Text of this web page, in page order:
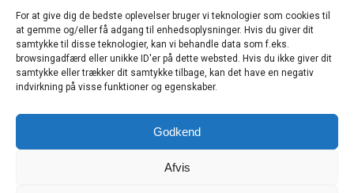
For at give dig de bedste oplevelser bruger vi teknologier som cookies til
at gemme og/eller få adgang til enhedsoplysninger. Hvis du giver dit
samtykke til disse teknologier, kan vi behandle data som f.eks.
browsingadfærd eller unikke ID'er på dette websted. Hvis du ikke giver dit
samtykke eller trækker dit samtykke tilbage, kan det have en negativ
indvirkning på visse funktioner og egenskaber.
Godkend
Afvis
Salg og jobannoncer:
salg@travelmedianordic.com
Vi tager ansvar for indholdet og er tilmeldt